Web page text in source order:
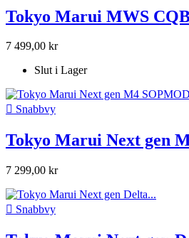
Tokyo Marui MWS
7 499,00 kr
Slut i Lager
 Snabbvy
Tokyo Marui Next gen
7 299,00 kr
 Snabbvy